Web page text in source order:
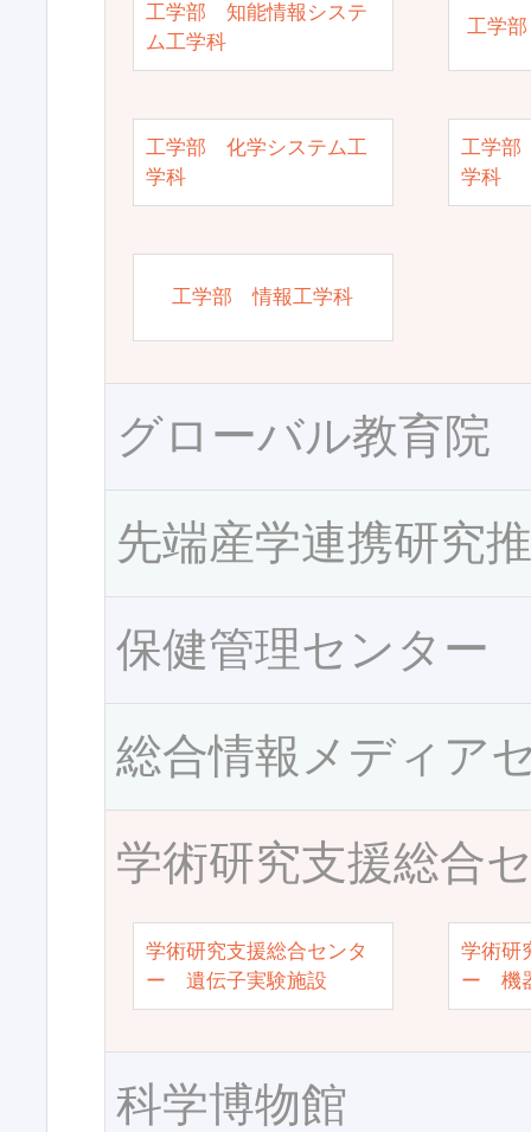
工学部 知能情報システ
ム工学科
工学
工学部 化学システム工
学科
工学部
学科
工学部 情報工学科
グローバル教育院
先端産学連携研究
保健管理センター
総合情報メディア
学術研究支援総合
学術研究支援総合センタ
ー 遺伝子実験施設
学術研
ー 機
科学博物館